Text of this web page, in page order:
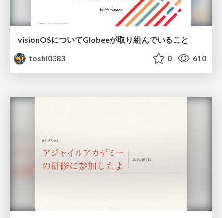
visionOSについてGlobeeが取り組んでいること
toshi0383
0 610